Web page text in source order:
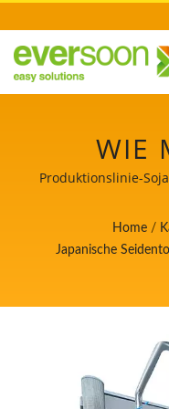
WIE
Produktionslinie-
für
Home /
Japanische